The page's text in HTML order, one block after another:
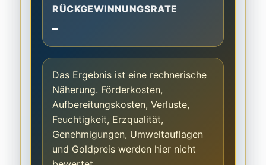
RÜCKGEWINNUNGSRATE
–
Das Ergebnis ist eine rechnerische
Näherung. Förderkosten,
Aufbereitungskosten, Verluste,
Feuchtigkeit, Erzqualität,
Genehmigungen, Umweltauflagen
und Goldpreis werden hier nicht